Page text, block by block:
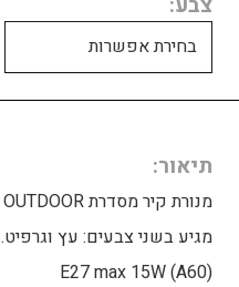
תיאור
מנורת קיר מסדרת OUTDOOR מוגן מים – IP54
מגיע בשני צבעים: עץ וגרפיט.
E27 max 15W (A60)